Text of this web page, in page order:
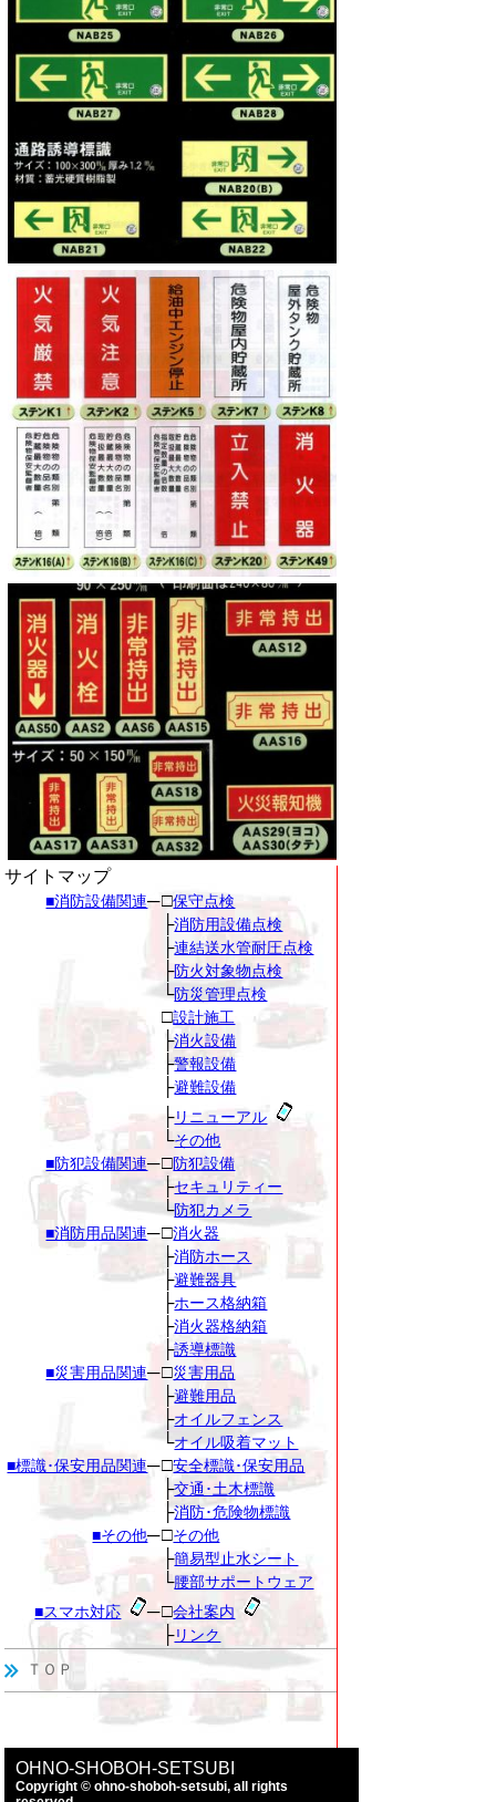
サイトマップ
■消防設備関連─□保守点検
├消防用設備点検
├連結送水管耐圧点検
├防火対象物点検
└防災管理点検
□設計施工
├消火設備
├警報設備
├避難設備
├リニューアル
└その他
■防犯設備関連─□防犯設備
├セキュリティー
└防犯カメラ
■消防用品関連─□消火器
├消防ホース
├避難器具
├ホース格納箱
├消火器格納箱
├誘導標識
■災害用品関連─□災害用品
├避難用品
├オイルフェンス
└オイル吸着マット
■標識･保安用品関連─□安全標識･保安用品
├交通･土木標識
├消防･危険物標識
■その他─□その他
├簡易型止水シート
└腰部サポートウェア
■スマホ対応
─□会社案内
├リンク
ＴＯＰ
OHNO-SHOBOH-SETSUBI
Copyright © ohno-shoboh-setsubi, all rights